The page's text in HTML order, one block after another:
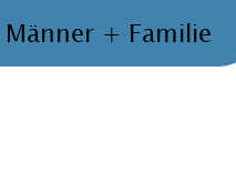
+ Familie